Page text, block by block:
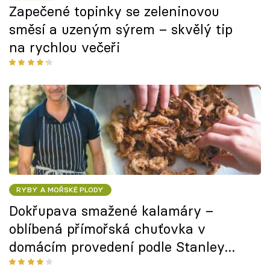
Zapečené topinky se zeleninovou
směsí a uzeným sýrem – skvělý tip
na rychlou večeři
RYBY A MOŘSKÉ PLODY
Dokřupava smažené kalamáry –
oblíbená přímořská chuťovka v
domácím provedení podle Stanley
Tucciho